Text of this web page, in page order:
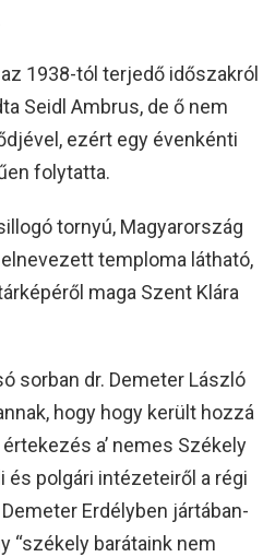
1938-tól terjedő időszakról
Seidl Ambrus, de ő nem
ezért egy évenkénti
folytatta.
tornyú, Magyarország
temploma látható,
maga Szent Klára
sorban dr. Demeter László
hogy hogy került hozzá
a’ nemes Székely
és polgári intézeteiről a régi
Erdélyben jártában-
“székely barátaink nem